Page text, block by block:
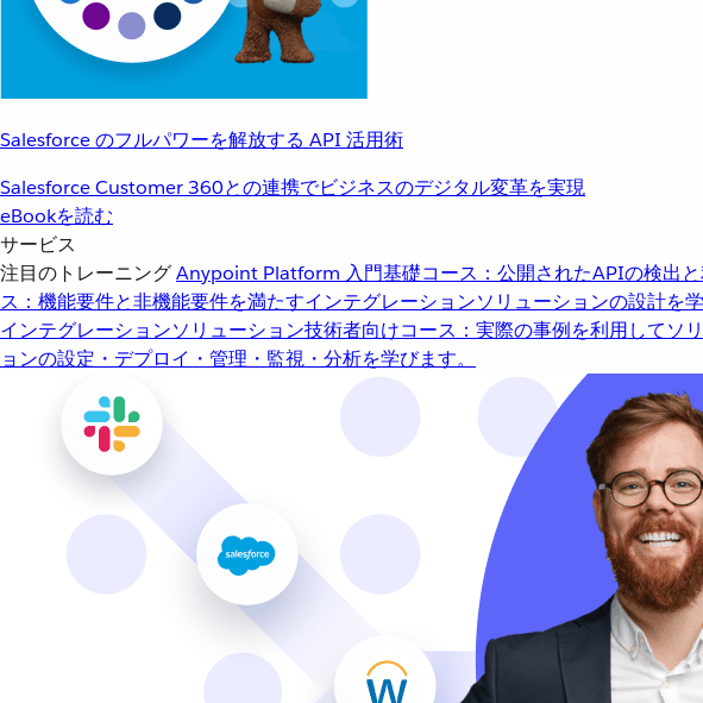
Salesforce のフルパワーを解放する API 活用術
Salesforce Customer 360との連携でビジネスのデジタル変革を実現
eBookを読む
サービス
注目のトレーニングAnypoint Platform 入門基礎コース：公開されたAPIの検出
ス：機能要件と非機能要件を満たすインテグレーションソリューションの設計を学
インテグレーションソリューション技術者向けコース：実際の事例を利用してソ
ョンの設定・デプロイ・管理・監視・分析を学びます。